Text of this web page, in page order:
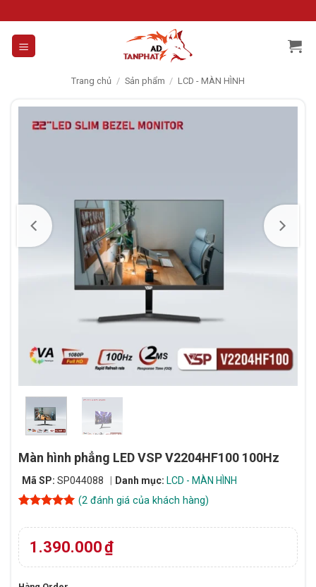
to
content
Trang chủ / Sản phẩm / LCD - MÀN HÌNH
Màn hình phẳng LED VSP V2204HF100 100Hz
Mã SP: SP044088 Danh mục: LCD - MÀN HÌNH
dựa trên
đánh giá
(2 đánh giá của khách hàng)
1.390.000₫